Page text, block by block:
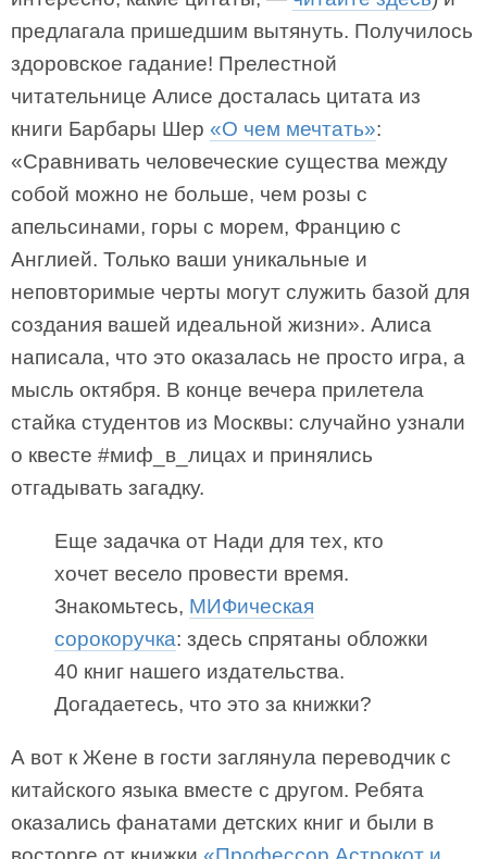
предлагала пришедшим вытянуть. Получилось
здоровское гадание! Прелестной
читательнице Алисе досталась цитата из
книги Барбары Шер «О чем мечтать»:
«Сравнивать человеческие существа между
собой можно не больше, чем розы с
апельсинами, горы с морем, Францию с
Англией. Только ваши уникальные и
неповторимые черты могут служить базой для
создания вашей идеальной жизни». Алиса
написала, что это оказалась не просто игра, а
мысль октября. В конце вечера прилетела
стайка студентов из Москвы: случайно узнали
о квесте #миф_в_лицах и принялись
отгадывать загадку.
Еще задачка от Нади для тех, кто
хочет весело провести время.
Знакомьтесь, МИФическая
сорокоручка: здесь спрятаны обложки
40 книг нашего издательства.
Догадаетесь, что это за книжки?
А вот к Жене в гости заглянула переводчик с
китайского языка вместе с другом. Ребята
оказались фанатами детских книг и были в